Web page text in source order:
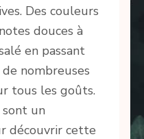
Des couleurs
douces à
en passant
nombreuses
tous les goûts.
un
découvrir cette